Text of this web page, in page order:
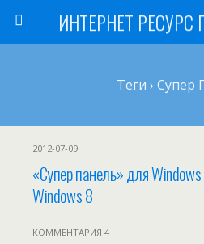
ИНТЕРНЕТ РЕСУРС
Теги › Супер
2012-07-09
«Супер панель» для
Windows 8
КОММЕНТАРИЯ 4